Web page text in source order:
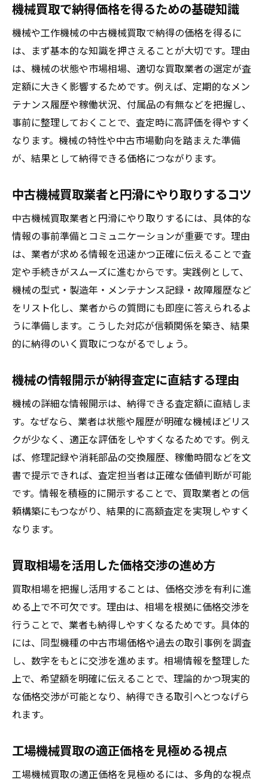
機械買取で納得価格を得るための基礎知識
機械や工作機械の中古機械買取で納得の価格を得るに
は、まず基本的な知識を押さえることが大切です。理由
は、機械の状態や市場相場、適切な買取業者の選定が査
定額に大きく影響するためです。例えば、定期的なメン
テナンス履歴や稼働状況、付属品の有無などを把握し、
事前に整理しておくことで、査定時に高評価を得やすく
なります。機械の特性や中古市場動向を踏まえた準備
が、結果として納得できる価格につながります。
中古機械買取業者と円滑にやり取りするコツ
中古機械買取業者と円滑にやり取りするには、具体的な
情報の事前準備とコミュニケーションが重要です。理由
は、業者が求める情報を迅速かつ正確に伝えることで査
定や手続きがスムーズに進むからです。実践例として、
機械の型式・製造年・メンテナンス記録・故障履歴など
をリスト化し、業者からの質問にも即座に答えられるよ
うに準備します。こうした対応が信頼関係を築き、結果
的に納得のいく買取につながるでしょう。
機械の情報開示が納得査定に直結する理由
機械の詳細な情報開示は、納得できる査定額に直結しま
す。なぜなら、業者は状態や履歴が明確な機械ほどリス
クが少なく、適正な評価をしやすくなるためです。例え
ば、修理記録や消耗部品の交換履歴、稼働時間などを文
書で提示できれば、査定担当者は正確な価値判断が可能
です。情報を積極的に開示することで、買取業者との信
頼構築にもつながり、結果的に高額査定を実現しやすく
なります。
買取相場を活用した価格交渉の進め方
買取相場を把握し活用することは、価格交渉を有利に進
める上で不可欠です。理由は、相場を根拠に価格交渉を
行うことで、業者も納得しやすくなるためです。具体的
には、同型機種の中古市場価格や過去の取引事例を調査
し、数字をもとに交渉を進めます。相場情報を整理した
上で、希望額を明確に伝えることで、理論的かつ現実的
な価格交渉が可能となり、納得できる取引へとつなげら
れます。
工場機械買取の適正価格を見極める視点
工場機械買取の適正価格を見極めるには、多角的な視点